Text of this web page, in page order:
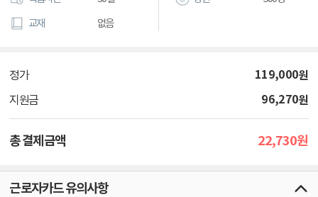
교재 없음
정가 119,000원
지원금 96,270원
총 결제금액 22,730원
근로자카드 유의사항